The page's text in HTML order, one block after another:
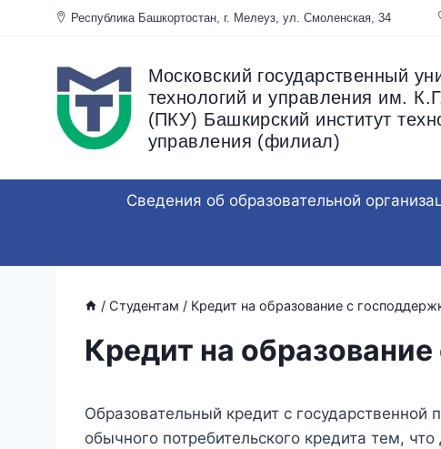
Перейти
Республика Башкортостан, г. Мелеуз, ул. Смоленская, 34
Московский государственный
технологий и управления им.
(ПКУ) Башкирский институт
управления (филиал)
Сведения об образовательной
/ Студентам / Кредит на образование с
Кредит на
Образовательный кредит с государственной
обычного потребительского кредита тем,